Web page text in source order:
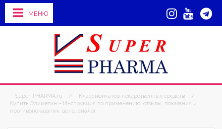
МЕНЮ
Super-PHARMA.ru / Классификатор лекарственных средств
/
Купить Олиметин – Инструкция по применению, отзывы, показания и
противопоказания, цена, аналог